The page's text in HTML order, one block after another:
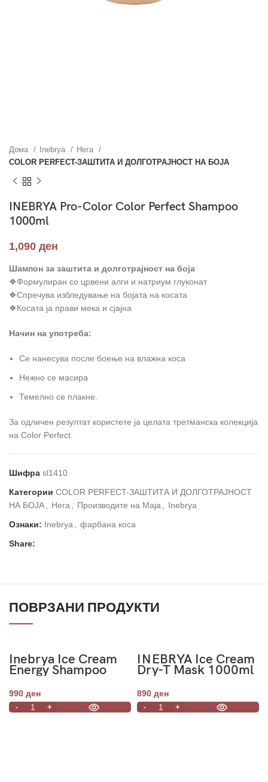
Дома Inebrya
Нега
COLOR PERFECT-ЗАШТИТА И ДОЛГОТРАЈНОСТ НА БОЈА
INEBRYA Pro-Color Color Perfect Shampoo
1000ml
1,090 ден
Шампон за заштита и долготрајност на боја
❖Формулиран со црвени алги и натриум глуконат
❖Спречува избледување на бојата на косата
❖Косата ја прави мека и сјајна
Начин на употреба:
Се нанесува после боење на влажна коса
Нежно се масира
Темелно се плакне.
За одличен резултат користете ја целата третманска колекција
на Color Perfect.
Шифра sl1410
Категории COLOR PERFECT-ЗАШТИТА И ДОЛГОТРАЈНОСТ
НА БОЈА
Нега Производите на Маја
Inebrya
Ознаки: Inebrya
фарбана коса
Share:
ПОВРЗАНИ ПРОДУКТИ
Inebrya Ice Cream
Energy Shampoo
1000ml
990 ден
INEBRYA Ice Cream
Dry-T Mask 1000ml
890 ден